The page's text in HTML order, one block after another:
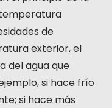
de
exterior, el
del agua que
si hace frío
si hace más